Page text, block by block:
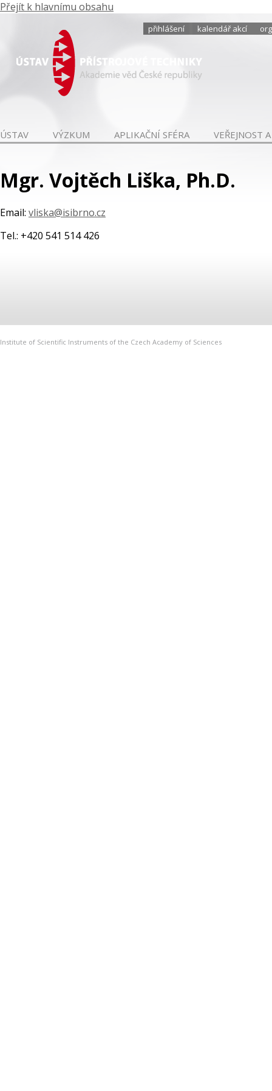
Přejít k hlavnímu obsahu
přihlášení kalendář akcí
ÚSTAV VÝZKUM APLIKAČNÍ SFÉRA VEŘEJNOST
Mgr. Vojtěch Liška, Ph.D.
Email: vliska@isibrno.cz
Tel.: +420 541 514 426
Institute of Scientific Instruments of the Czech Academy of Sciences